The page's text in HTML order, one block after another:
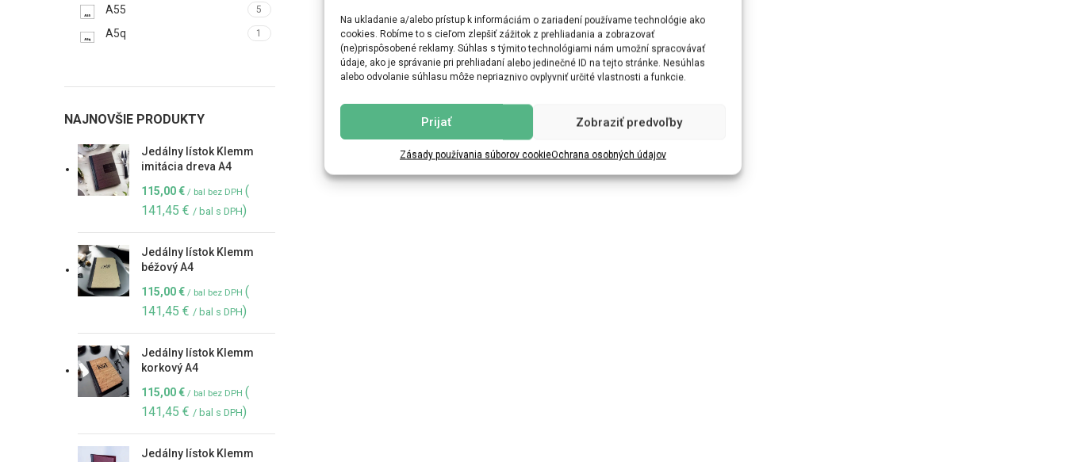
Na ukladanie a/alebo prístup k informáciám o zariadení používame technológie ako
cookies. Robíme to s cieľom zlepšiť zážitok z prehliadania a zobrazovať
(ne)prispôsobené reklamy. Súhlas s týmito technológiami nám umožní spracovávať
údaje, ako je správanie pri prehliadaní alebo jedinečné ID na tejto stránke. Nesúhlas
alebo odvolanie súhlasu môže nepriaznivo ovplyvniť určité vlastnosti a funkcie.
Prijať Zobraziť predvoľby
Zásady používania súborov cookieOchrana osobných údajov
A55 5
A5q 1
NAJNOVŠIE PRODUKTY
Jedálny lístok Klemm
imitácia dreva A4
115,00€ / bal bez DPH (
141,45 € / bal s DPH)
Jedálny lístok Klemm
béžový A4
115,00€ / bal bez DPH (
141,45 € / bal s DPH)
Jedálny lístok Klemm
korkový A4
115,00€ / bal bez DPH (
141,45 € / bal s DPH)
Jedálny lístok Klemm